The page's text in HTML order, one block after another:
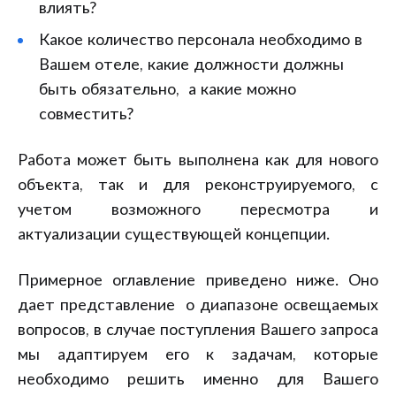
влиять?
Какое количество персонала необходимо в
Вашем отеле, какие должности должны
быть обязательно, а какие можно
совместить?
Работа может быть выполнена как для нового
объекта, так и для реконструируемого, с
учетом возможного пересмотра и
актуализации существующей концепции.
Примерное оглавление приведено ниже. Оно
дает представление о диапазоне освещаемых
вопросов, в случае поступления Вашего запроса
мы адаптируем его к задачам, которые
необходимо решить именно для Вашего